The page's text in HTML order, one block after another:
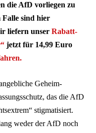
die AfD vorliegen zu
Falle sind hier
liefern unser Rabatt-
jetzt für 14,99 Euro
Geheim-
das die AfD
stigmatisiert.
weder der AfD noch